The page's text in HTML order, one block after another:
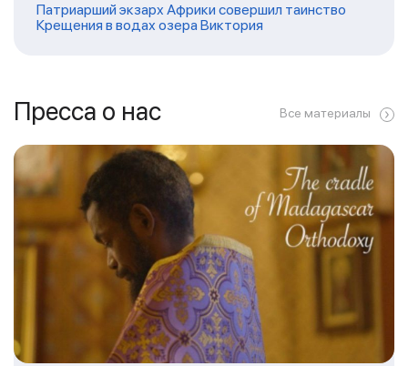
Патриарший экзарх Африки совершил таинство
Крещения в водах озера Виктория
Пресса о нас Все материалы